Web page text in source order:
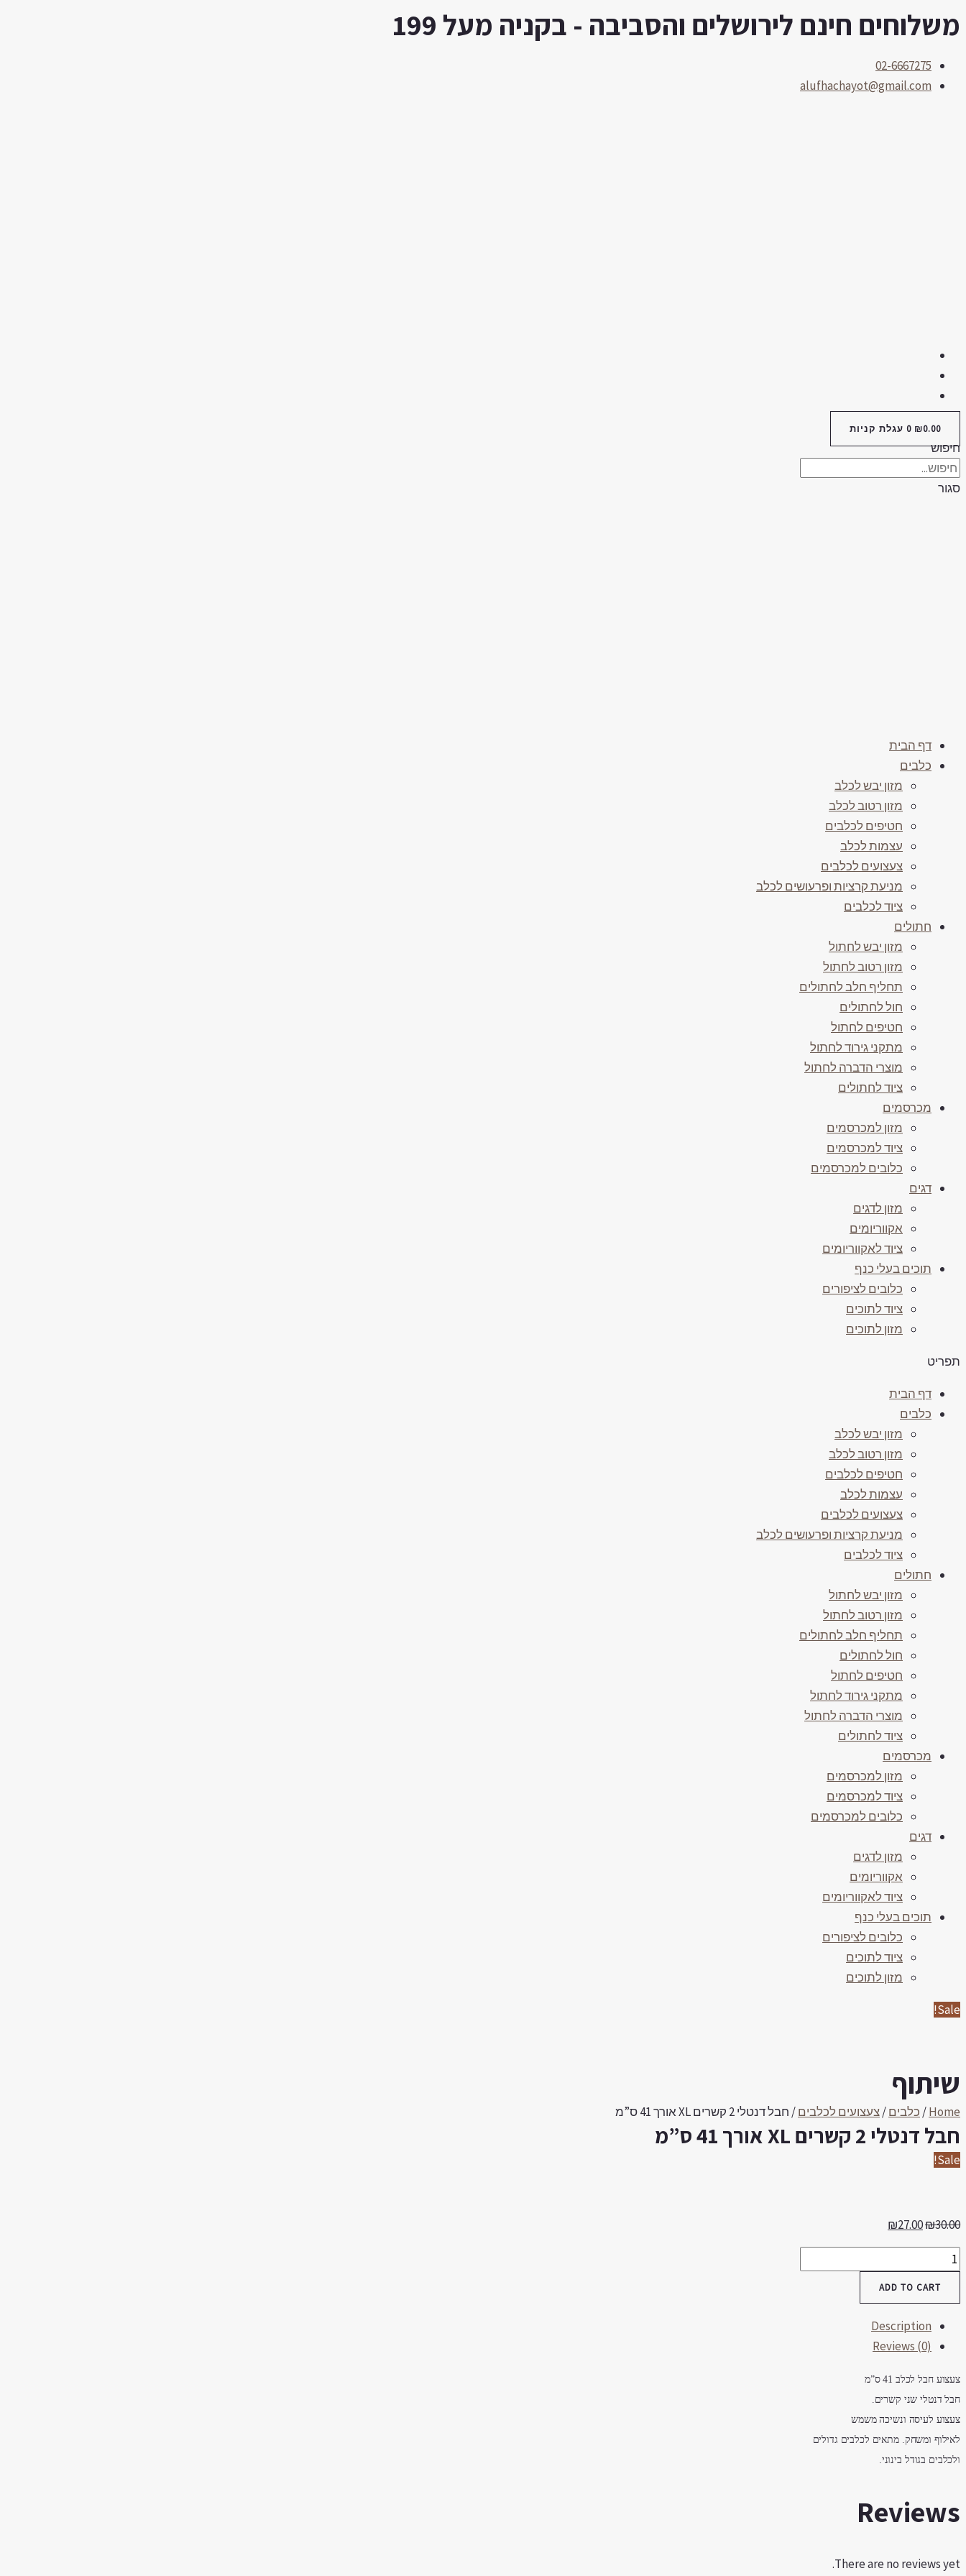
דילוג
לתוכן
משלוחים חינם לירושלים והסביבה - בקניה מעל 199
02-6667275
alufhachayot@gmail.com
₪0.00
0 עגלת קניות
חיפוש
סגור
דף הבית
כלבים
מזון יבש לכלב
מזון רטוב לכלב
חטיפים לכלבים
עצמות לכלב
צעצועים לכלבים
מניעת קרציות ופרעושים לכלב
ציוד לכלבים
חתולים
מזון יבש לחתול
מזון רטוב לחתול
תחליף חלב לחתולים
חול לחתולים
חטיפים לחתול
מתקני גירוד לחתול
מוצרי הדברה לחתול
ציוד לחתולים
מכרסמים
מזון למכרסמים
ציוד למכרסמים
כלובים למכרסמים
דגים
מזון לדגים
אקווריומים
ציוד לאקווריומים
תוכים בעלי כנף
כלובים לציפורים
ציוד לתוכים
מזון לתוכים
תפריט
דף הבית
כלבים
מזון יבש לכלב
מזון רטוב לכלב
חטיפים לכלבים
עצמות לכלב
צעצועים לכלבים
מניעת קרציות ופרעושים לכלב
ציוד לכלבים
חתולים
מזון יבש לחתול
מזון רטוב לחתול
תחליף חלב לחתולים
חול לחתולים
חטיפים לחתול
מתקני גירוד לחתול
מוצרי הדברה לחתול
ציוד לחתולים
מכרסמים
מזון למכרסמים
ציוד למכרסמים
כלובים למכרסמים
דגים
מזון לדגים
אקווריומים
ציוד לאקווריומים
תוכים בעלי כנף
כלובים לציפורים
ציוד לתוכים
מזון לתוכים
Sale!
שיתוף
Home
/ כלבים/צעצועים לכלבים/ חבל דנטלי 2 קשרים XL אורך 41 ס”מ
חבל דנטלי 2 קשרים XL אורך 41 ס”מ
Sale!
₪30.00
₪27.00
חבל
דנטלי
41
ס”מ
quantity
ADD TO CART
Description
Reviews (0)
צעצוע חבל לכלב ס”מ
חבל דנטלי שני קשרים.
צעצוע לעיסה ונשיכה משמש
לאילוף ומשחק.מתאים לכלבים גדולים
ולכלבים בגודל בינוני.
Reviews
There are no reviews yet.